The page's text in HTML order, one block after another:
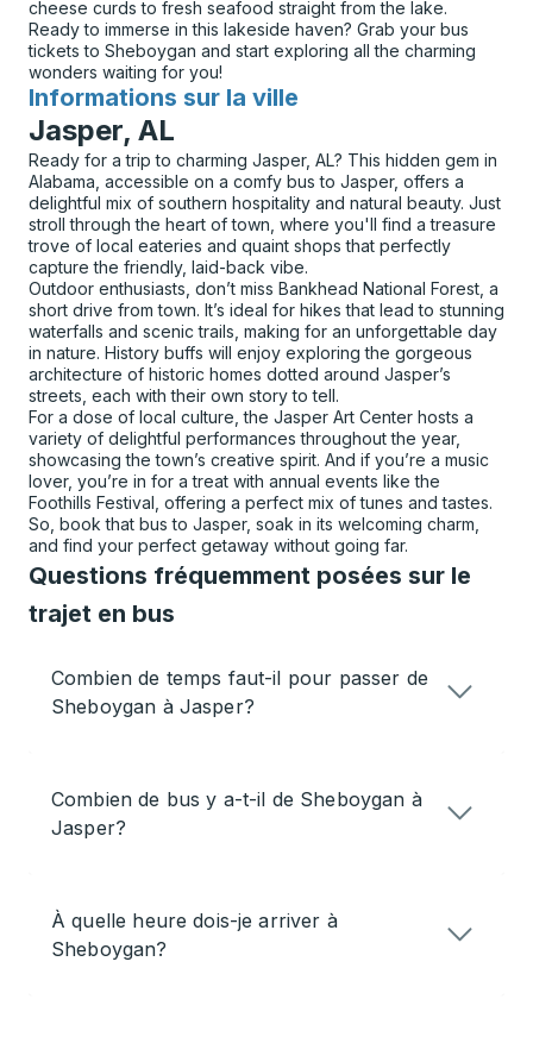
cheese curds to fresh seafood straight from the lake.
Ready to immerse in this lakeside haven? Grab your bus
tickets to Sheboygan and start exploring all the charming
wonders waiting for you!
Informations sur la ville
pour
Jasper, AL
Ready for a trip to charming Jasper, AL? This hidden gem in
Alabama, accessible on a comfy bus to Jasper, offers a
delightful mix of southern hospitality and natural beauty. Just
stroll through the heart of town, where you'll find a treasure
trove of local eateries and quaint shops that perfectly
capture the friendly, laid-back vibe.
Outdoor enthusiasts, don’t miss Bankhead National Forest, a
short drive from town. It’s ideal for hikes that lead to stunning
waterfalls and scenic trails, making for an unforgettable day
in nature. History buffs will enjoy exploring the gorgeous
architecture of historic homes dotted around Jasper’s
streets, each with their own story to tell.
For a dose of local culture, the Jasper Art Center hosts a
variety of delightful performances throughout the year,
showcasing the town’s creative spirit. And if you’re a music
lover, you’re in for a treat with annual events like the
Foothills Festival, offering a perfect mix of tunes and tastes.
So, book that bus to Jasper, soak in its welcoming charm,
and find your perfect getaway without going far.
Questions fréquemment posées sur le
trajet en bus
Combien de temps faut-il pour passer de
Sheboygan à Jasper?
Combien de bus y a-t-il de Sheboygan à
Jasper?
À quelle heure dois-je arriver à
Sheboygan?